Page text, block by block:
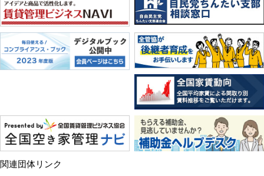
関連団体リンク